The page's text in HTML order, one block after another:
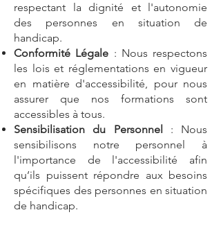
respectant la dignité et l'autonomie
des personnes en situation de
handicap.
Conformité Légale : Nous respectons
les lois et réglementations en vigueur
en matière d'accessibilité, pour nous
assurer que nos formations sont
accessibles à tous.
Sensibilisation du Personnel : Nous
sensibilisons notre personnel à
l'importance de l'accessibilité afin
qu’ils puissent répondre aux besoins
spécifiques des personnes en situation
de handicap.